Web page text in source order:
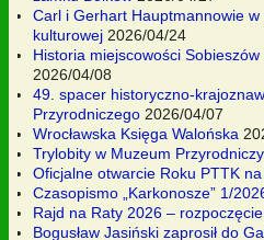
Carl i Gerhart Hauptmannowie
kulturowej 2026/04/24
Historia miejscowości
2026/04/08
49. spacer historyczno-
Przyrodniczego 2026/04/07
Wrocławska Księga Walońska
Trylobity w Muzeum
Oficjalne otwarcie Roku PTTK
Czasopismo „Karkonosze” 1/
Rajd na Raty 2026 –
Bogusław Jasiński zaprosił do